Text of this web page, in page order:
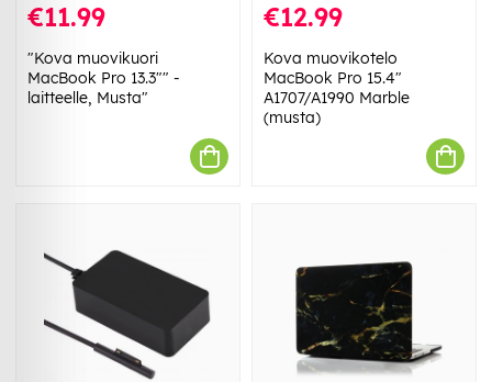
€11.99
"Kova muovikuori
MacBook Pro 13.3"" -
laitteelle, Musta"
€12.99
Kova muovikotelo
MacBook Pro 15.4"
A1707/A1990 Marble
(musta)